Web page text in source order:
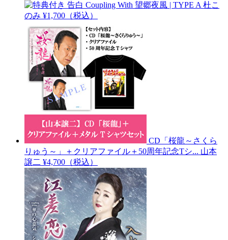
告白 Coupling With 望郷夜風 | TYPE A 杜こ
のみ ¥1,700（税込）
CD「桜龍～さくら
りゅう～」＋クリアファイル＋50周年記念Tシ... 山本
譲二 ¥4,700（税込）